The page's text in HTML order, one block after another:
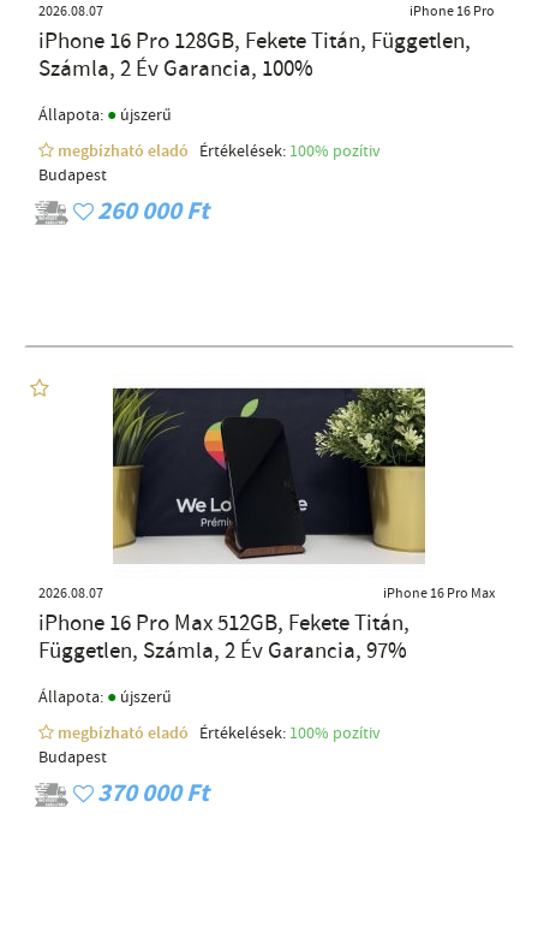
2026.08.07 iPhone 16 Pro
iPhone 16 Pro 128GB, Fekete Titán, Független,
Számla, 2 Év Garancia, 100%
Állapota: ● újszerű
megbízható eladó
Értékelések: 100% pozítiv
Budapest
260 000 Ft
2026.08.07 iPhone 16 Pro Max
iPhone 16 Pro Max 512GB, Fekete Titán,
Független, Számla, 2 Év Garancia, 97%
Állapota: ● újszerű
megbízható eladó
Értékelések: 100% pozítiv
Budapest
370 000 Ft